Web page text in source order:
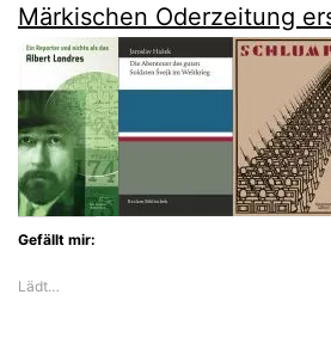
Märkischen Oderzeitung
Gefällt mir:
Lädt…